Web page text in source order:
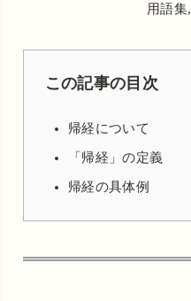
用語集,
この記事の目次
帰経について
「帰経」の定義
帰経の具体例